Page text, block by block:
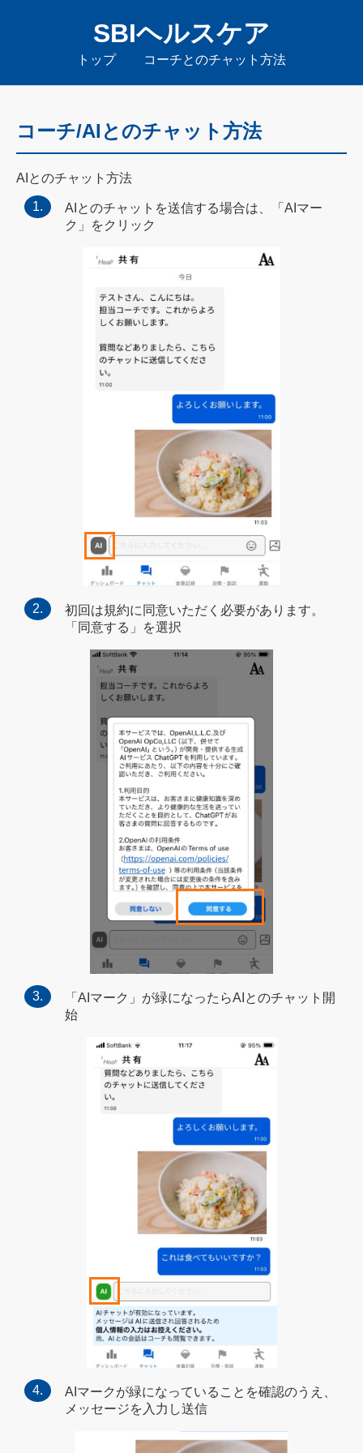
SBIヘルスケア
トップ コーチとのチャット方法
コーチ/AIとのチャット方法
AIとのチャット方法
AIとのチャットを送信する場合は、「AIマー
ク」をクリック​​​
初回は規約に同意いただく必要があります。
「同意する」を選択​​​
「AIマーク」が緑になったらAIとのチャット開
始
AIマークが緑になっていることを確認のうえ、
メッセージを入力し送信​​​